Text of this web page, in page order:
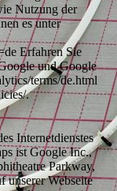
Nutzung der
es unter
Erfahren Sie
und Google
terms/de.html
.
Internetdienstes
ist Google Inc.,
Parkway,
unserer Webseite